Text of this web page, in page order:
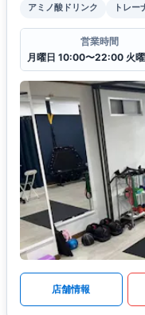
アミノ酸ドリンク
トレー
営業時間
店舗情報